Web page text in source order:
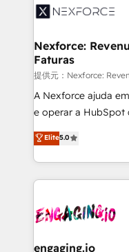
Implementation &
Station, Freshdesk,
objects,
growth. 🚀 AI-Driven GTM Orchestration Unify
HubSpot with
media, and AI voice to
prospecting, follow-
knowledge retrieval—built
advanced optimization &
• Des Moines, IA •
Nexforce:
Faturas
提供元：Nexforce:
A Nexforce ajuda
e operar a HubSpot
previsibilidade de receita. Combinamos
Operations
estruturar
dados e
operacional de
Também somos
Elite5.0
engaging.io